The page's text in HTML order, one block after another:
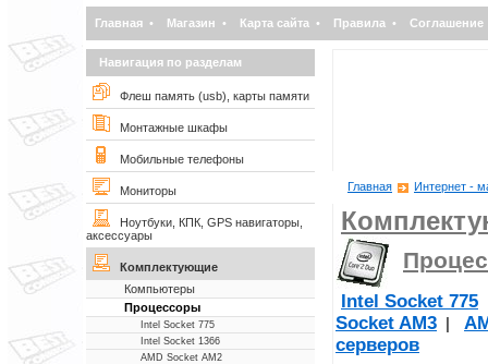
Главная • Магазин • Карта сайта • Правила • Соглашение
Навигация по разделам
Флеш память (usb), карты памяти
Монтажные шкафы
Мобильные телефоны
Мониторы
Ноутбуки, КПК, GPS навигаторы,
аксессуары
Комплектующие
Компьютеры
Процессоры
Intel Socket 775
Intel Socket 1366
AMD Socket AM2
Главная Интернет -
Intel Socket 775
Socket AM3 |
серверов